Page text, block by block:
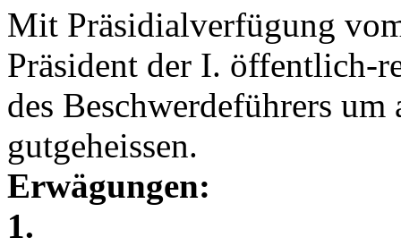
Mit Präsidialverfügung
Präsident der I. öffentlich-
des Beschwerdeführers
gutgeheissen.
Erwägungen:
1.